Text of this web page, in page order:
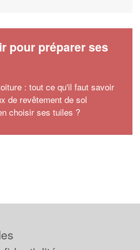
pour préparer ses
: tout ce qu'il faut savoir
de revêtement de sol
choisir ses tuiles ?